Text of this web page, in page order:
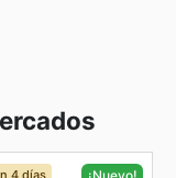
4 días